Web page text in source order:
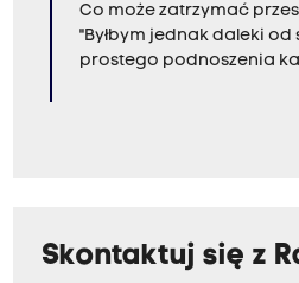
Co może zatrzymać
"Byłbym jednak daleki
prostego podnoszenia
Skontaktuj się z